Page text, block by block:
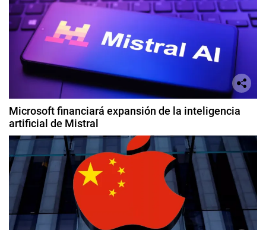
Microsoft financiará expansión de la inteligencia
artificial de Mistral